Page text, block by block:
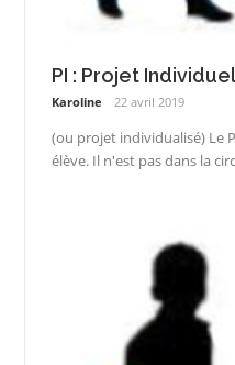
PI : Projet Individuel
Karoline 22 avril 2019
(ou projet individualisé) Le
élève. Il n'est pas dans la